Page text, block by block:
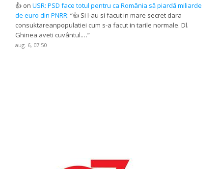
👍 onUSR: PSD face totul pentru ca România să piardă miliarde
de euro din PNRR: “👍 Si l-au si facut in mare secret dara
consuktareanpopulatiei cum s-a facut in tarile normale. Dl.
Ghinea aveti cuvântul.…”
aug. 6, 07:50